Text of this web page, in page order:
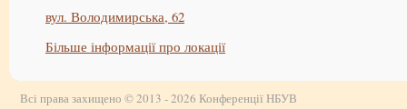
вул. Володимирська, 62
Більше інформації про локації
Всі права захищено © 2013 - 2026 Конференції НБУВ